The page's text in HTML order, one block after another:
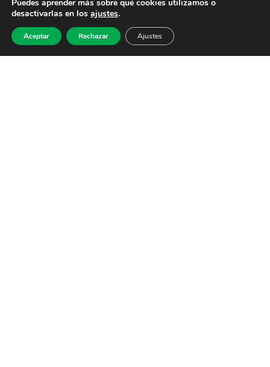
Puedes aprender más sobre qué cookies utilizamos o
desactivarlas en los ajustes.
Aceptar Rechazar Ajustes